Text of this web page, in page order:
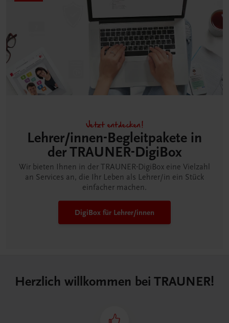
Jetzt entdecken!
Lehrer/innen-Begleitpakete in
der TRAUNER-DigiBox
Wir bieten Ihnen in der TRAUNER-DigiBox eine Vielzahl
an Services an, die Ihr Leben als Lehrer/in ein Stück
einfacher machen.
DigiBox für Lehrer/innen
Herzlich willkommen bei TRAUNER!